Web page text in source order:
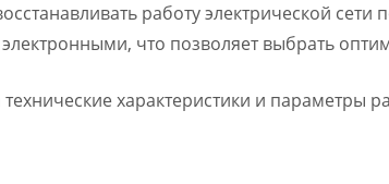
работу электрической сети
что позволяет выбрать
характеристики и параметры